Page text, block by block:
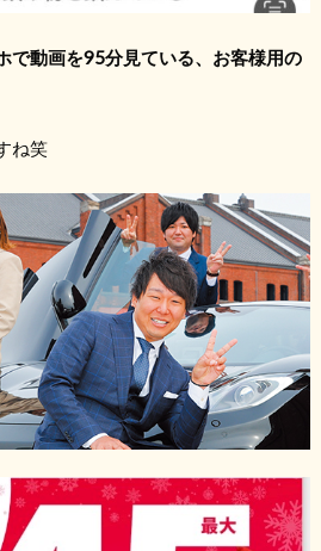
で動画を95分見ている、お客様用の
ね笑